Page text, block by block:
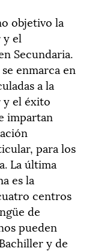
objetivo la
y el
Secundaria.
enmarca en
a la
y el éxito
impartan
para los
La última
es la
centros
de
pueden
y de